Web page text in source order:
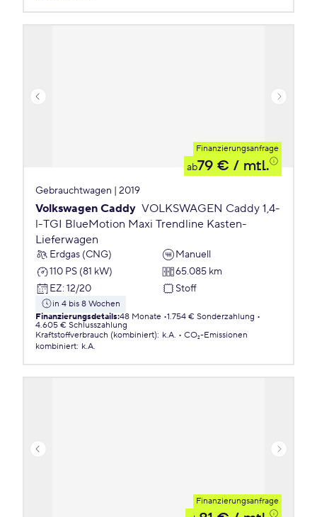
Finanzierungsanfrage
ab79 € / mtl.
Gebrauchtwagen | 2019
Volkswagen Caddy VOLKSWAGEN Caddy 1,4-
l-TGI BlueMotion Maxi Trendline Kasten-
Lieferwagen
Erdgas (CNG)
Manuell
110 PS (81 kW)
65.085 km
EZ: 12/20 Stoff
in 4 bis 8 Wochen
Finanzierungsdetails:48 Monate 1.754 € Sonderzahlung
4.605 € Schlusszahlung
Kraftstoffverbrauch (kombiniert): k.A.
CO₂-Emissionen
kombiniert: k.A.
Finanzierungsanfrage